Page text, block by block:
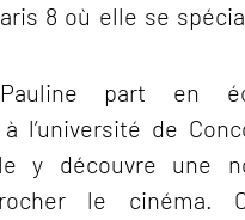
8 où elle se
part en
l’université de
y découvre une
le cinéma.